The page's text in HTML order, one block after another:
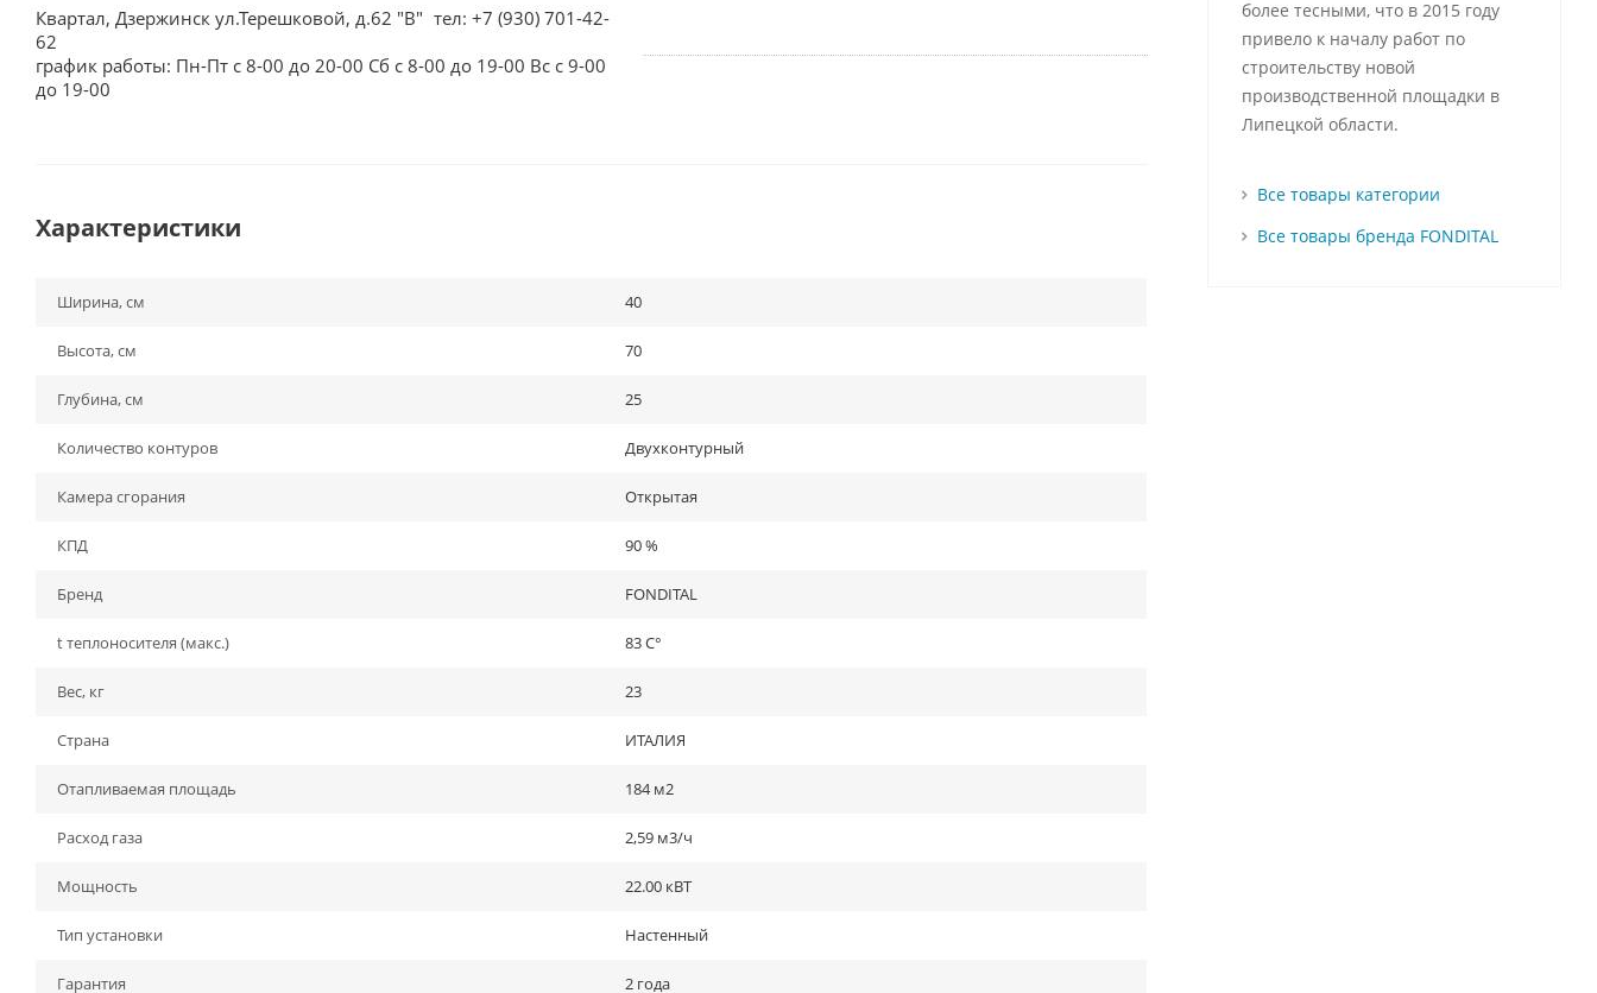
Квартал, Дзержинск ул.Терешковой, д.62 "В" тел: +7 (930) 701-42-
62
график работы: Пн-Пт с 8-00 до 20-00 Сб с 8-00 до 19-00 Вс с 9-00
до 19-00
Характеристики
Ширина, см 40
Высота, см 70
Глубина, см 25
Количество контуров Двухконтурный
Камера сгорания Открытая
КПД 90 %
Бренд FONDITAL
t теплоносителя (макс.) 83 C°
Вес, кг 23
Страна ИТАЛИЯ
Отапливаемая площадь 184 м2
Расход газа 2,59 м3/ч
Мощность 22.00 кВТ
Тип установки Настенный
Гарантия 2 года
более тесными, что в 2015 году
привело к началу работ по
строительству новой
производственной площадки в
Липецкой области.
Все товары категории
Все товары бренда FONDITAL